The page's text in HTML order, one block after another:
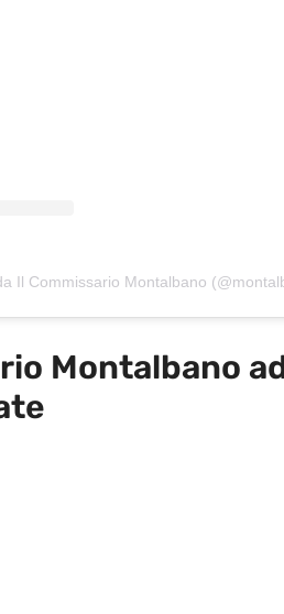
Il Commissario Montalbano
Montalbano